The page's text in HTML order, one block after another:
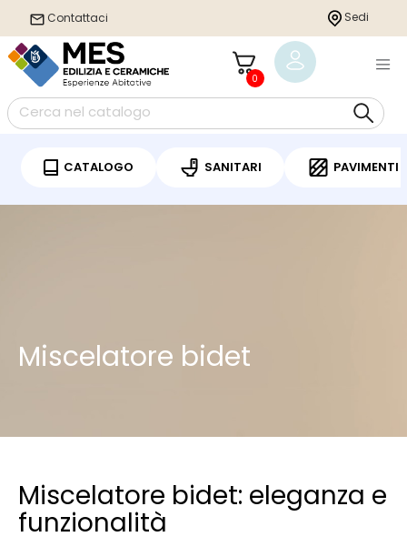
Contattaci Sedi
0
CATALOGO SANITARI PAVIMENTI
Miscelatore bidet
Miscelatore bidet: eleganza e
funzionalità